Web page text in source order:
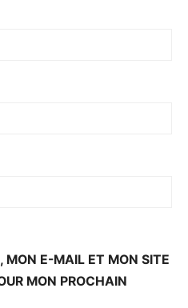
MON E-MAIL ET MON SITE
MON PROCHAIN